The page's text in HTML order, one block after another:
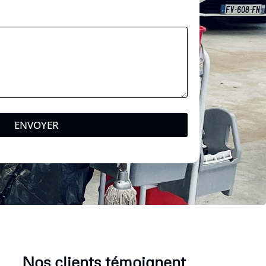
ENVOYER
Nos clients témoignent